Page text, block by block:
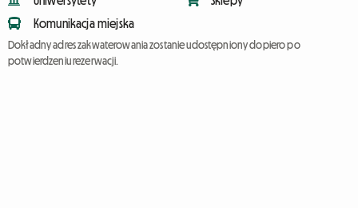
Komunikacja miejska
Dokładny adres zakwaterowania zostanie udostępniony dopiero po
potwierdzeniu rezerwacji.